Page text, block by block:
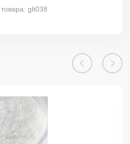
glt038